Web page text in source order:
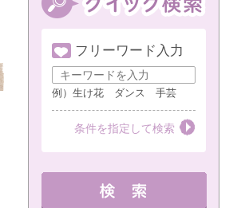
セルフリセットヨガ
女性限定（1・3・5
8/18
中高年のための囲碁
講座 経験者
（全1回）
詳細を見る
フリーワード入力
例）生け花 ダンス 手芸
条件を指定して検索
教室を選ぶ